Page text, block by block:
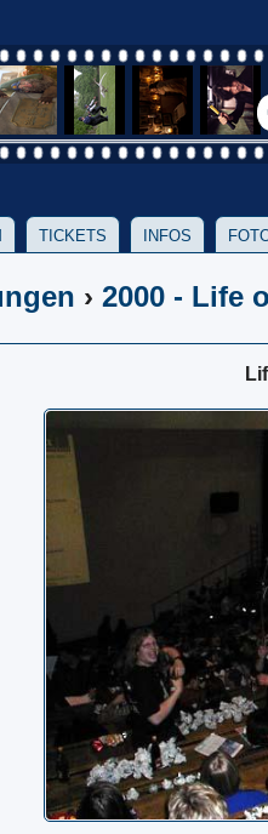
TICKETS INFOS
›2000 - Life